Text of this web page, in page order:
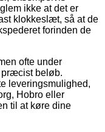
ikke at det er
klokkeslæt, så at de
forinden de
ofte under
præcist beløb.
leveringsmulighed,
Hobro eller
til at køre dine